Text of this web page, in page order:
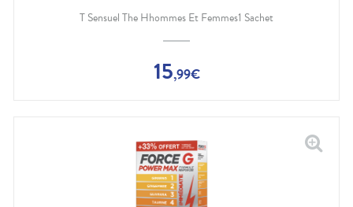
T Sensuel The Hhommes Et Femmes1 Sachet
15,99€